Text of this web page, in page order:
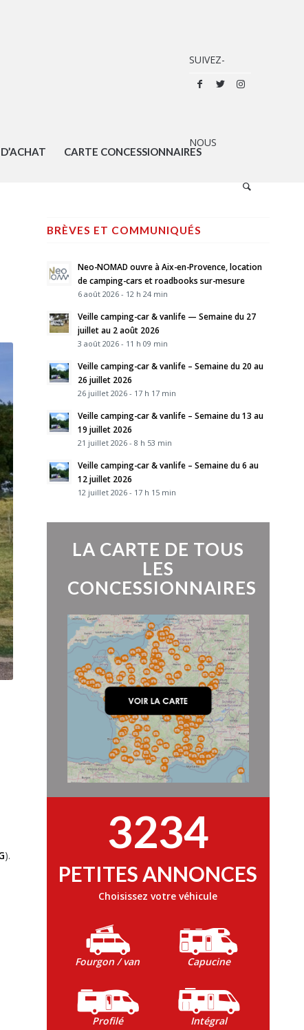
CARTE CONCESSIONNAIRES
).
BRÈVES ET COMMUNIQUÉS
Neo-NOMAD ouvre à Aix-en-Provence, location
de camping-cars et roadbooks sur-mesure
6 août 2026 - 12 h 24 min
Veille camping-car & vanlife — Semaine du 27
juillet au 2 août 2026
3 août 2026 - 11 h 09 min
Veille camping-car & vanlife – Semaine du 20 au
26 juillet 2026
26 juillet 2026 - 17 h 17 min
Veille camping-car & vanlife – Semaine du 13 au
19 juillet 2026
21 juillet 2026 - 8 h 53 min
Veille camping-car & vanlife – Semaine du 6 au
12 juillet 2026
12 juillet 2026 - 17 h 15 min
LA CARTE DE TOUS
LES
CONCESSIONNAIRES
3234
PETITES ANNONCES
Choisissez votre véhicule
Fourgon / van Capucine
Profilé Intégral